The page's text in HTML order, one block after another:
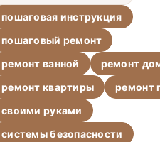
пошаговая инструкция
пошаговый ремонт
ремонт ванной
ремонт
ремонт квартиры
ремонт
своими руками
системы безопасности